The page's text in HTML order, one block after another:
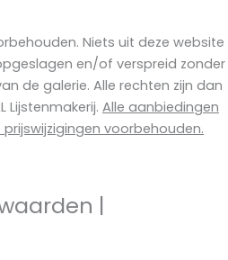
Niets uit deze website
en/of verspreid zonder
de galerie. Alle rechten zijn dan
Lijstenmakerij. Alle aanbiedingen
voorbehouden.
|